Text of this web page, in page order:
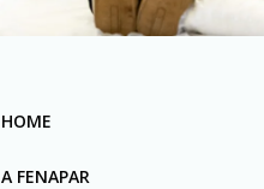
HOME
A FENAPAR